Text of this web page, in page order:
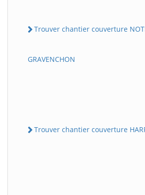
Trouver chantier couverture
GRAVENCHON
Trouver chantier couverture